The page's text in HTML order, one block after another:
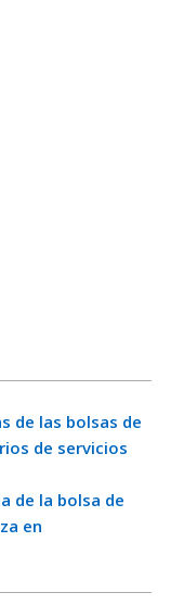
de las bolsas de
de servicios
de la bolsa de
en